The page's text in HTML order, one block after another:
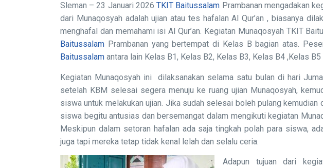
Sleman – 23 Januari 2026TKIT Baitussalam Prambanan mengadakan
dari Munaqosyah adalah ujian atau tes hafalan Al Qur’an , biasanya
menghafal dan memahami isi Al Qur’an. Kegiatan Munaqosyah TKIT
Baitussalam Prambanan yang bertempat di Kelas B bagian atas.
Baitussalam antara lain Kelas B1, Kelas B2, Kelas B3, Kelas B4 ,Kelas B5
Kegiatan Munaqosyah ini dilaksanakan selama satu bulan di hari
setelah KBM selesai segera menuju ke ruang ujian Munaqosyah,
siswa untuk melakukan ujian. Jika sudah selesai boleh pulang kemudian
siswa begitu antusias dan bersemangat dalam mengikuti kegiatan
Meskipun dalam setoran hafalan ada saja tingkah polah para siswa,
juga tapi mereka tetap tidak kenal lelah dan selalu ceria.
Adapun tujuan dari